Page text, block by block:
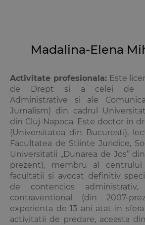
Madalina-Elena
Activitate profesionala:Este
de Drept si a celei de
Administrative si ale
Jurnalism) din cadrul
din Cluj-Napoca. Este doctor in
(Universitatea din Bucuresti),
Facultatea de Stiinte Juridice,
Universitatii „Dunarea de Jos”
prezent), membru al
facultatii si avocat definitiv
de contencios
contraventional (din 2007-
experienta de 13 ani atat in
activitatii de predare, aceasta